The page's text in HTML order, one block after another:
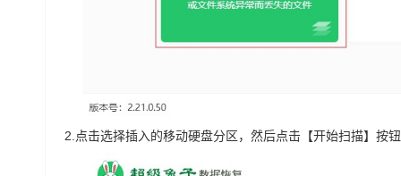
2.点击选择插入的移动硬盘分区，然后点击【开始扫描】按